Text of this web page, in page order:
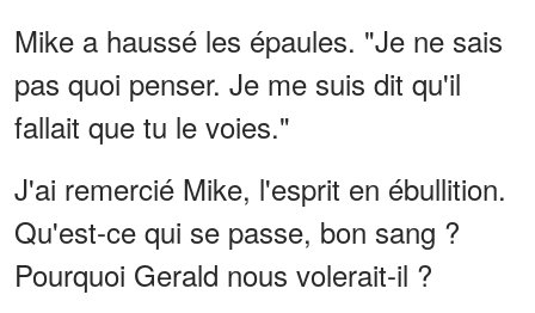
Mike a haussé les épaules. "Je ne sais
pas quoi penser. Je me suis dit qu'il
fallait que tu le voies."
J'ai remercié Mike, l'esprit en ébullition.
Qu'est-ce qui se passe, bon sang ?
Pourquoi Gerald nous volerait-il ?